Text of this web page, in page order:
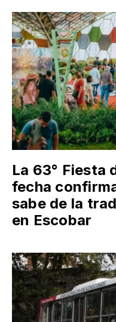
La 63° Fiesta
fecha
sabe de la
en Escobar